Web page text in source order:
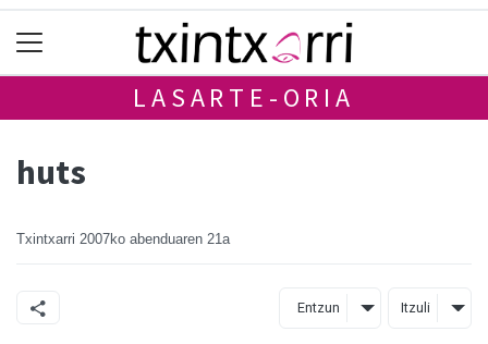
LASARTE-ORIA
huts
Txintxarri 2007ko abenduaren 21a
Entzun Itzuli